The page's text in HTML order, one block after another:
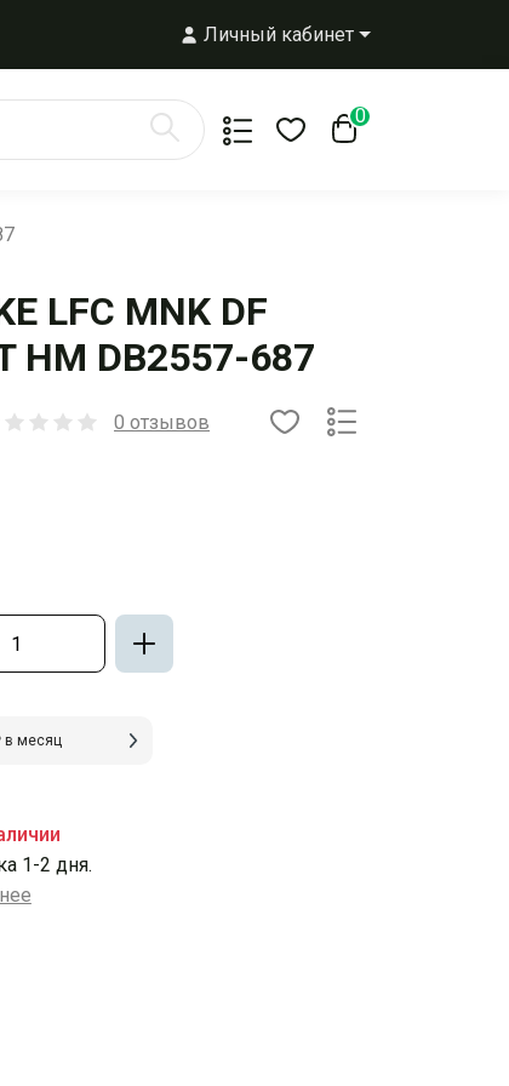
Личный кабинет
0
LFC MNK DF
HM DB2557-687
0 отзывов
в месяц
1-2 дня.